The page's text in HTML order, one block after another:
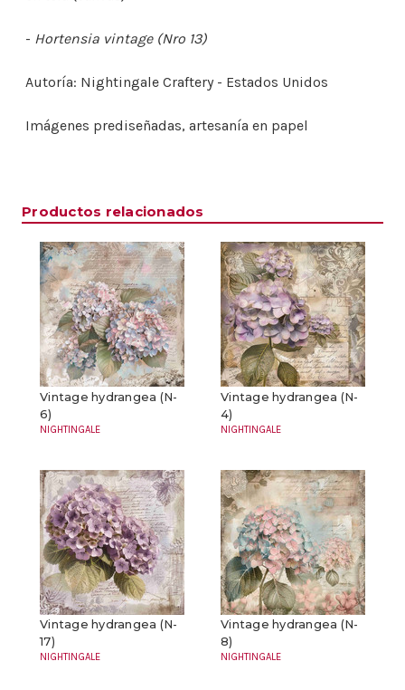
- Hortensia vintage (Nro 13)
Autoría: Nightingale Craftery - Estados Unidos
Imágenes prediseñadas, artesanía en papel
Productos relacionados
Vintage hydrangea (N-
6)
NIGHTINGALE
Vintage hydrangea (N-
4)
NIGHTINGALE
Vintage hydrangea (N-
17)
NIGHTINGALE
Vintage hydrangea (N-
8)
NIGHTINGALE